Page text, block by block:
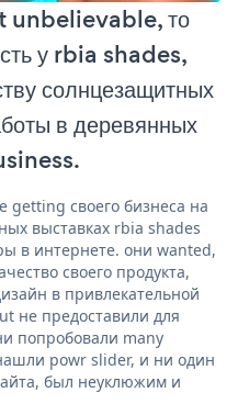
unbelievable, то
у rbia shades,
солнцезащитных
в деревянных
getting своего бизнеса на
выставках rbia shades
в интернете. они wanted,
своего продукта,
в привлекательной
не предоставили для
попробовали many
powr slider, и ни один
был неуклюжим и